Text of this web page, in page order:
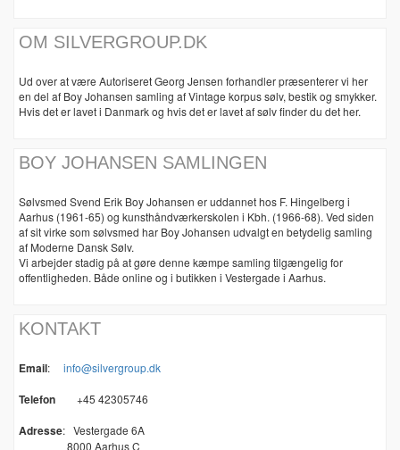
OM SILVERGROUP.DK
Ud over at være Autoriseret Georg Jensen forhandler præsenterer vi her
en del af Boy Johansen samling af Vintage korpus sølv, bestik og smykker.
Hvis det er lavet i Danmark og hvis det er lavet af sølv finder du det her.
BOY JOHANSEN SAMLINGEN
Sølvsmed Svend Erik Boy Johansen er uddannet hos F. Hingelberg i
Aarhus (1961-65) og kunsthåndværkerskolen i Kbh. (1966-68). Ved siden
af sit virke som sølvsmed har Boy Johansen udvalgt en betydelig samling
af Moderne Dansk Sølv.
Vi arbejder stadig på at gøre denne kæmpe samling tilgængelig for
offentligheden. Både online og i butikken i Vestergade i Aarhus.
KONTAKT
Email: info@silvergroup.dk
Telefon +45 42305746
Adresse: Vestergade 6A
8000 Aarhus C